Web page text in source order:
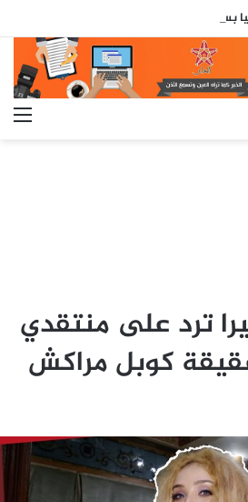
ترد على منتقدي
كوبل مراكش